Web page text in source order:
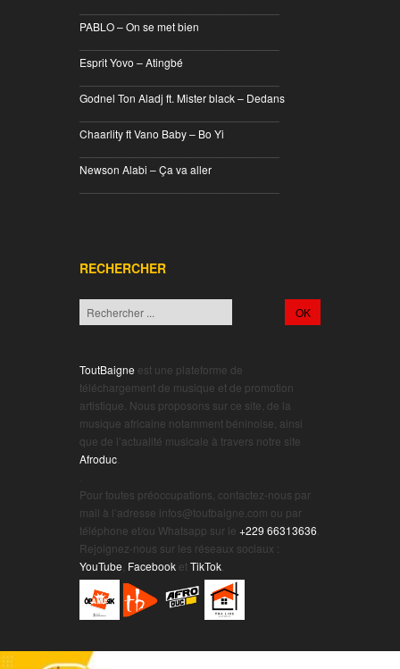
PABLO – On se met bien
Esprit Yovo – Atingbé
Godnel Ton Aladj ft. Mister black – Dedans
Chaarlity ft Vano Baby – Bo Yi
Newson Alabi – Ça va aller
RECHERCHER
ToutBaigne est une plateforme de
téléchargement de musique et de promotion
artistique. Nous proposons sur ce site, de la
musique africaine notamment béninoise, ainsi
que de l’actualité musicale à travers notre site
Afroduc
Pour toutes préoccupations, contactez-nous par
mail à l’adresse infos@toutbaigne.com ou par
téléphone et/ou Whatsapp sur le +229 66313636
Rejoignez-nous sur les réseaux sociaux :
YouTube Facebook etTikTok